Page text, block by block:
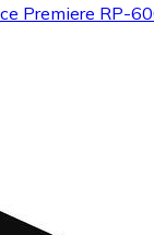
Premiere RP-